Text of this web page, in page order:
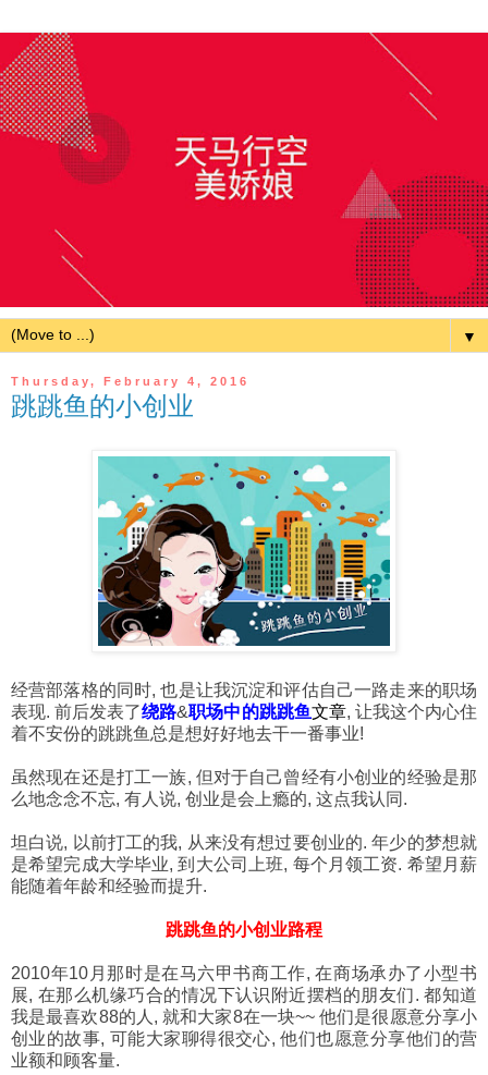
▼
Thursday, February 4, 2016
跳跳鱼的小创业
经营部落格的同时, 也是让我沉淀和评估自己一路走来的职场
表现. 前后发表了绕路&职场中的跳跳鱼文章, 让我这个内心住
着不安份的跳跳鱼总是想好好地去干一番事业!
虽然现在还是打工一族, 但对于自己曾经有小创业的经验是那
么地念念不忘, 有人说, 创业是会上瘾的, 这点我认同.
坦白说, 以前打工的我, 从来没有想过要创业的. 年少的梦想就
是希望完成大学毕业, 到大公司上班, 每个月领工资. 希望月薪
能随着年龄和经验而提升.
跳跳鱼的小创业路程
2010年10月那时是在马六甲书商工作, 在商场承办了小型书
展, 在那么机缘巧合的情况下认识附近摆档的朋友们. 都知道
我是最喜欢88的人, 就和大家8在一块~~ 他们是很愿意分享小
创业的故事, 可能大家聊得很交心, 他们也愿意分享他们的营
业额和顾客量.